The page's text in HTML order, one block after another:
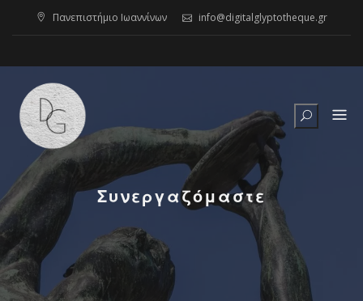
Πανεπιστήμιο Ιωαννίνων info@digitalglyptotheque.gr
Συνεργαζόμαστε